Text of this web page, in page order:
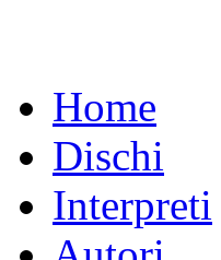
Home
Dischi
Interpreti